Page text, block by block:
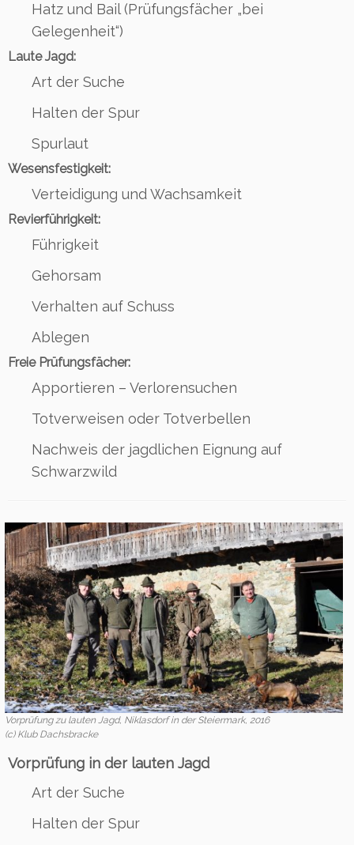
Hatz und Bail (Prüfungsfächer „bei
Gelegenheit“)
Laute Jagd:
Art der Suche
Halten der Spur
Spurlaut
Wesensfestigkeit:
Verteidigung und Wachsamkeit
Revierführigkeit:
Führigkeit
Gehorsam
Verhalten auf Schuss
Ablegen
Freie Prüfungsfächer:
Apportieren – Verlorensuchen
Totverweisen oder Totverbellen
Nachweis der jagdlichen Eignung auf
Schwarzwild
Vorprüfung zu lauten Jagd, Niklasdorf in der Steiermark, 2016
(c) Klub Dachsbracke
Vorprüfung in der lauten Jagd
Art der Suche
Halten der Spur